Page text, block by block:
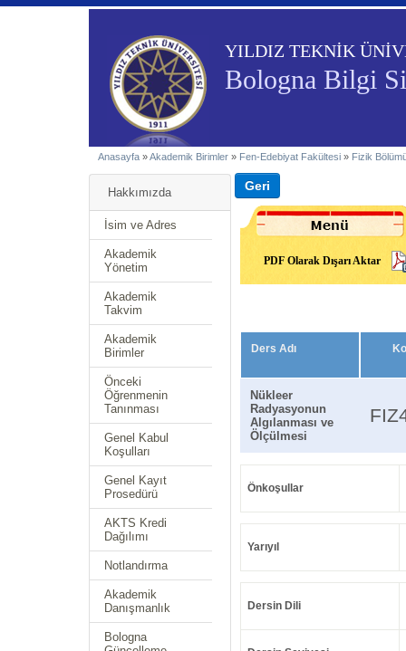
YILDIZ TEKNİK
Bologna Bilgi
Anasayfa »Akademik Birimler » Fen-Edebiyat Fakültesi » Fizik
Hakkımızda
İsim ve Adres
Akademik
Yönetim
Akademik
Takvim
Akademik
Birimler
Önceki
Öğrenmenin
Tanınması
Genel Kabul
Koşulları
Genel Kayıt
Prosedürü
AKTS Kredi
Dağılımı
Notlandırma
Akademik
Danışmanlık
Bologna
PDF Olarak Dışarı Aktar
Ders Adı
Nükleer
Radyasyonun
Algılanması ve
Ölçülmesi
Önkoşullar
Yarıyıl
Dersin Dili